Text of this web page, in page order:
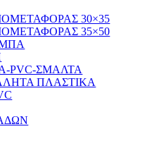
30×35
35×50
PVC-ΣΜΑΛΤΑ
ΠΛΑΣΤΙΚΑ